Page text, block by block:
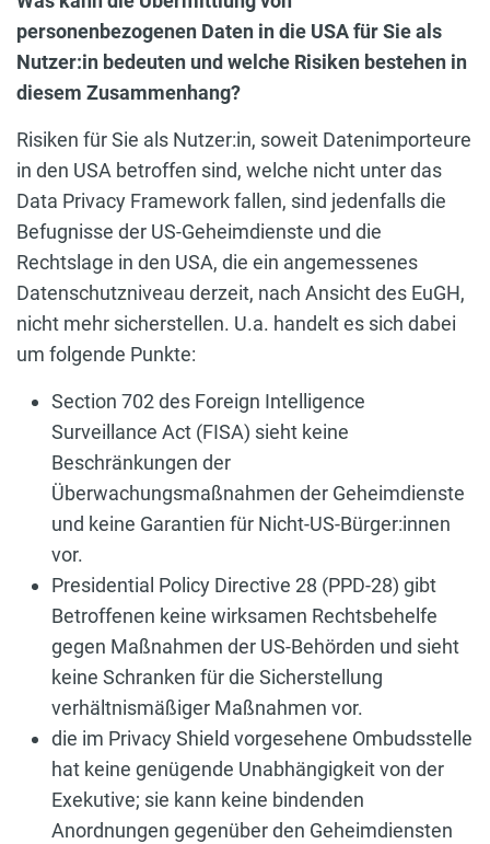
personenbezogenen Daten in die USA für Sie als
Nutzer:in bedeuten und welche Risiken bestehen in
diesem Zusammenhang?
Risiken für Sie als Nutzer:in, soweit Datenimporteure
in den USA betroffen sind, welche nicht unter das
Data Privacy Framework fallen, sind jedenfalls die
Befugnisse der US-Geheimdienste und die
Rechtslage in den USA, die ein angemessenes
Datenschutzniveau derzeit, nach Ansicht des EuGH,
nicht mehr sicherstellen. U.a. handelt es sich dabei
um folgende Punkte:
Section 702 des Foreign Intelligence
Surveillance Act (FISA) sieht keine
Beschränkungen der
Überwachungsmaßnahmen der Geheimdienste
und keine Garantien für Nicht-US-Bürger:innen
vor.
Presidential Policy Directive 28 (PPD-28) gibt
Betroffenen keine wirksamen Rechtsbehelfe
gegen Maßnahmen der US-Behörden und sieht
keine Schranken für die Sicherstellung
verhältnismäßiger Maßnahmen vor.
die im Privacy Shield vorgesehene Ombudsstelle
hat keine genügende Unabhängigkeit von der
Exekutive; sie kann keine bindenden
Anordnungen gegenüber den Geheimdiensten